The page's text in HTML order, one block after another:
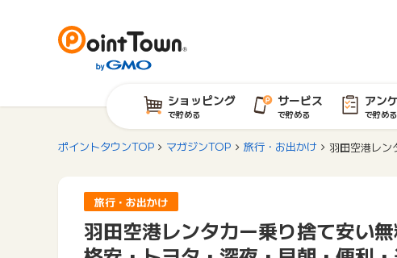
ショッピング
で貯める
サービス
で貯める
アン
で貯める
ポイントタウンTOP マガジンTOP 旅行・お出かけ 羽田空港レン
旅行・お出かけ
羽田空港レンタカー乗り捨て安い